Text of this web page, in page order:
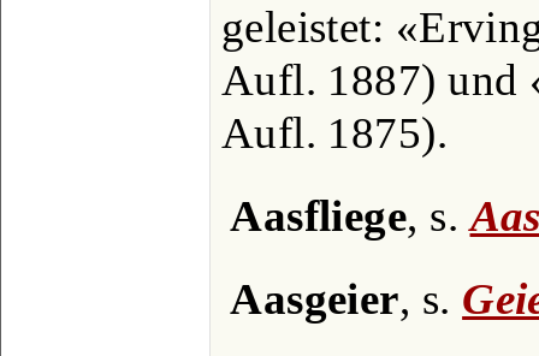
geleistet:
Aufl. 1887) und
Aufl. 1875).
Aasfliege, s.
Aasgeier, s.